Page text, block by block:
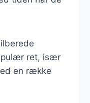
ret, især
en række